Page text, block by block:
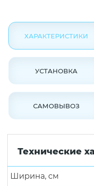
ХАРАКТЕРИСТИКИ
УСТАНОВКА
САМОВЫВОЗ
Технические
Ширина, см